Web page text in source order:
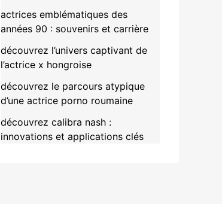
actrices emblématiques des
années 90 : souvenirs et carrière
découvrez l’univers captivant de
l’actrice x hongroise
découvrez le parcours atypique
d’une actrice porno roumaine
découvrez calibra nash :
innovations et applications clés